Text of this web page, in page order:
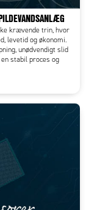
krævende trin, hvor
levetid og økonomi.
unødvendigt slid
stabil proces og